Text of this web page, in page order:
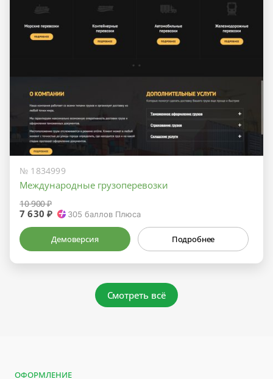
№ 1834999
Международные грузоперевозки
10 900 ₽
7 630 ₽ 305 баллов Плюса
Демоверсия Подробнее
Смотреть всё
ОФОРМЛЕНИЕ